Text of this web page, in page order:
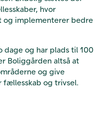
hvor
og implementerer bedre
dage og har plads til 100
Boliggården altså at
og give
og trivsel.